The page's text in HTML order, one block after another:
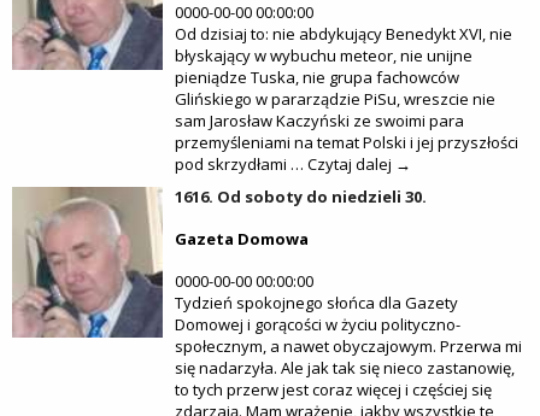
0000-00-00 00:00:00
Od dzisiaj to: nie abdykujący Benedykt XVI, nie
błyskający w wybuchu meteor, nie unijne
pieniądze Tuska, nie grupa fachowców
Glińskiego w pararządzie PiSu, wreszcie nie
sam Jarosław Kaczyński ze swoimi para
przemyśleniami na temat Polski i jej przyszłości
pod skrzydłami … Czytaj dalej →
1616. Od soboty do niedzieli 30.
Gazeta Domowa
0000-00-00 00:00:00
Tydzień spokojnego słońca dla Gazety
Domowej i gorącości w życiu polityczno-
społecznym, a nawet obyczajowym. Przerwa mi
się nadarzyła. Ale jak tak się nieco zastanowię,
to tych przerw jest coraz więcej i częściej się
zdarzają. Mam wrażenie, jakby wszystkie te